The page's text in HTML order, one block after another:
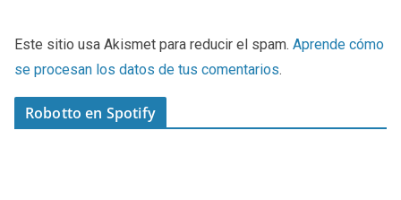
Este sitio usa Akismet para reducir el spam. Aprende cómo
se procesan los datos de tus comentarios.
Robotto en Spotify